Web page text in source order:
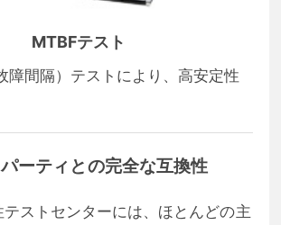
MTBFテスト
障間隔）テストにより、高安定性
ーティとの完全な互換性
ストセンターには、ほとんどの主